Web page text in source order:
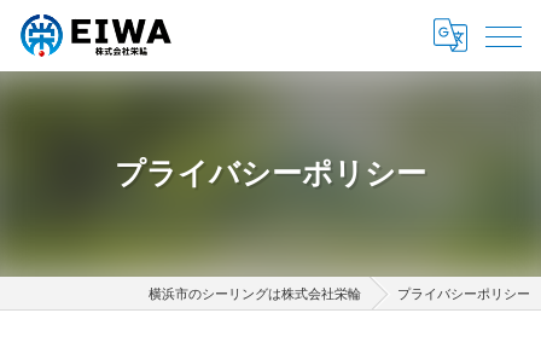
プライバシーポリシー
横浜市のシーリングは株式会社栄輪 プライバシーポリシー